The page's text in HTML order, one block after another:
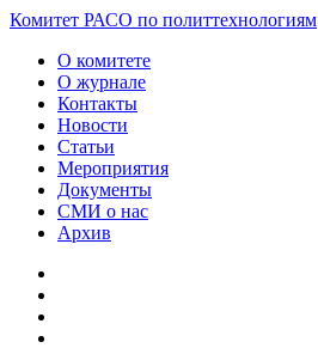
Комитет РАСО по политтехнологиям
О комитете
О журнале
Контакты
Новости
Статьи
Мероприятия
Документы
СМИ о нас
Архив